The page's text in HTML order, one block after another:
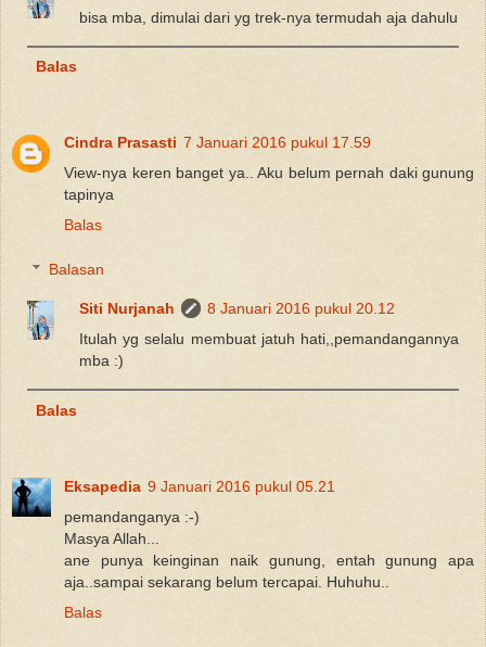
bisa mba, dimulai dari yg trek-nya termudah aja dahulu
Balas
Cindra Prasasti 7 Januari 2016 pukul 17.59
View-nya keren banget ya.. Aku belum pernah daki gunung
tapinya
Balas
Balasan
Siti Nurjanah
8 Januari 2016 pukul 20.12
Itulah yg selalu membuat jatuh hati,,pemandangannya
mba :)
Balas
Eksapedia 9 Januari 2016 pukul 05.21
pemandanganya :-)
Masya Allah...
ane punya keinginan naik gunung, entah gunung apa
aja..sampai sekarang belum tercapai. Huhuhu..
Balas